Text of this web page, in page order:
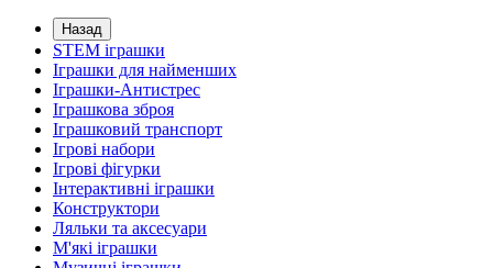
Назад
STEM іграшки
Іграшки для найменших
Іграшки-Антистрес
Іграшкова зброя
Іграшковий транспорт
Ігрові набори
Ігрові фігурки
Інтерактивні іграшки
Конструктори
Ляльки та аксесуари
М'які іграшки